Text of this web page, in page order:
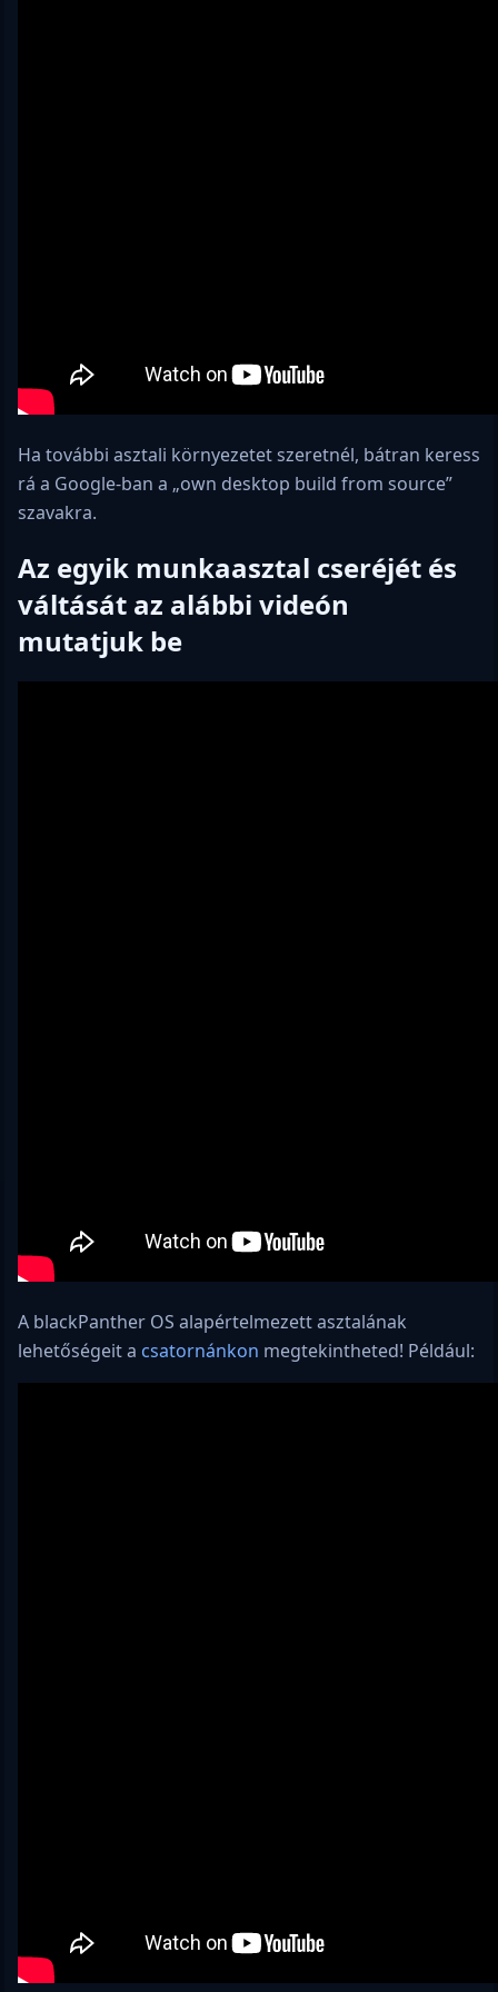
Ha további asztali környezetet szeretnél, bátran keress
rá a Google-ban a „own desktop build from source”
szavakra.
Az egyik munkaasztal cseréjét és
váltását az alábbi videón
mutatjuk be
A blackPanther OS alapértelmezett asztalának
lehetőségeit a csatornánkon megtekintheted! Például: